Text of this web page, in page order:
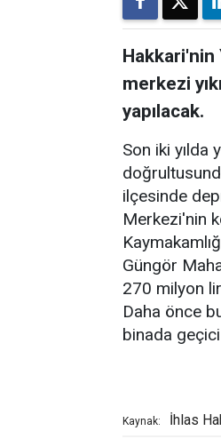
Hakkari'nin
merkezi
yapılacak.
Son iki yılda
ilçesinde
Merkezi'nin
Güngör
270 milyon
Daha önce
binada
Kaynak: İhlas